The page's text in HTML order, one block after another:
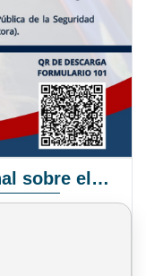
Pronunciamiento Institucional sobre el Proyecto de Ley N° 068/2025-2026 C.S.